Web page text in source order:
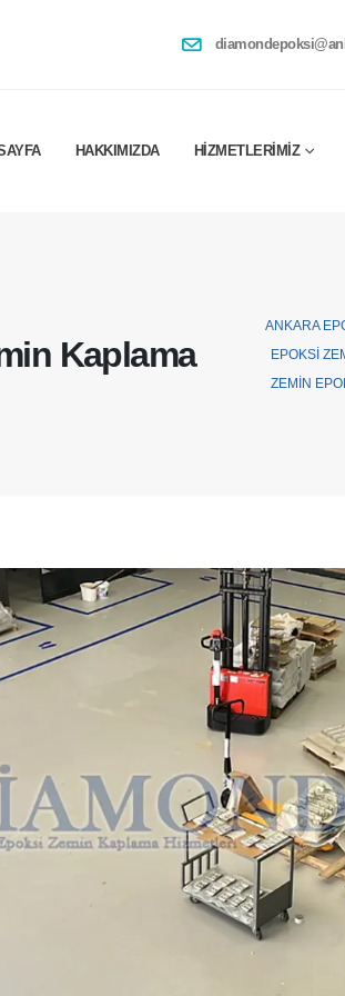
HAKKIMIZDA HIZMETLERIMIZ
Kaplama
ANKARA
EPOKSI
ZEMIN